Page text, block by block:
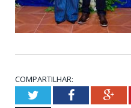
COMPARTILHAR:
TwitterFacebook